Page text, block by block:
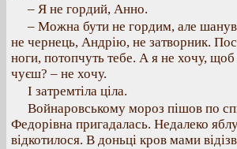
– Я не гордий, Анно.
– Можна бути не гордим, але
не чернець, Андрію, не затворник.
ноги, потопчуть тебе. А я не хочу, щоб
чуєш? – не хочу.
І затремтіла ціла.
Войнаровському мороз пішов по
Федорівна пригадалась. Недалеко
відкотилося. В доньці кров мами